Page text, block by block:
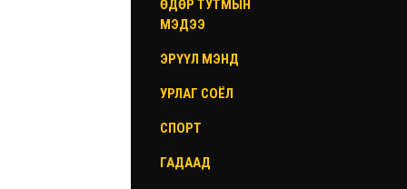
ӨДӨР ТУТМЫН
МЭДЭЭ
ЭРҮҮЛ МЭНД
УРЛАГ СОЁЛ
СПОРТ
ГАДААД